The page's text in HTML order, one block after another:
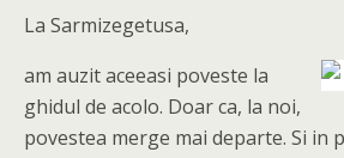
La Sarmizegetusa,
am auzit aceeasi poveste la
ghidul de acolo. Doar ca, la noi,
povestea merge mai departe. Si in